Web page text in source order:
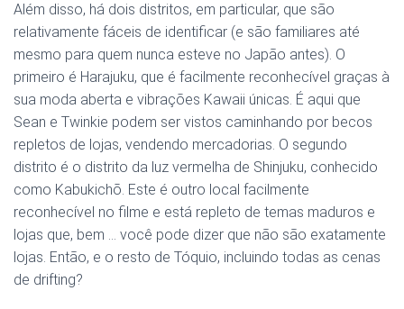
Além disso, há dois distritos, em particular, que são
relativamente fáceis de identificar (e são familiares até
mesmo para quem nunca esteve no Japão antes). O
primeiro é Harajuku, que é facilmente reconhecível graças à
sua moda aberta e vibrações Kawaii únicas. É aqui que
Sean e Twinkie podem ser vistos caminhando por becos
repletos de lojas, vendendo mercadorias. O segundo
distrito é o distrito da luz vermelha de Shinjuku, conhecido
como Kabukichō. Este é outro local facilmente
reconhecível no filme e está repleto de temas maduros e
lojas que, bem … você pode dizer que não são exatamente
lojas. Então, e o resto de Tóquio, incluindo todas as cenas
de drifting?